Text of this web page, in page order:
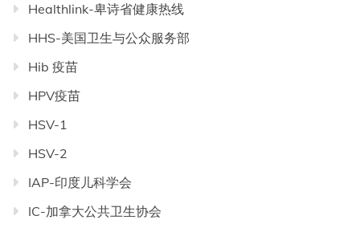
Healthlink-卑诗省健康热线
HHS-美国卫生与公众服务部
Hib 疫苗
HPV疫苗
HSV-1
HSV-2
IAP-印度儿科学会
IC-加拿大公共卫生协会